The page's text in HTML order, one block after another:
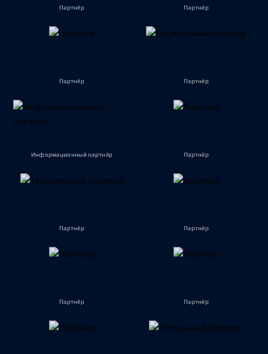
Партнёр Партнёр
Партнёр Партнёр
Информационный партнёр Партнёр
Партнёр Партнёр
Партнёр Партнёр